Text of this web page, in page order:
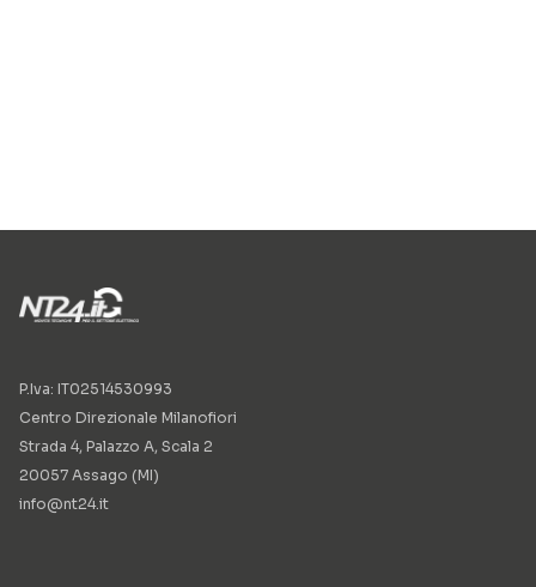
P.Iva: IT02514530993
Centro Direzionale Milanofiori
Strada 4, Palazzo A, Scala 2
20057 Assago (MI)
info@nt24.it